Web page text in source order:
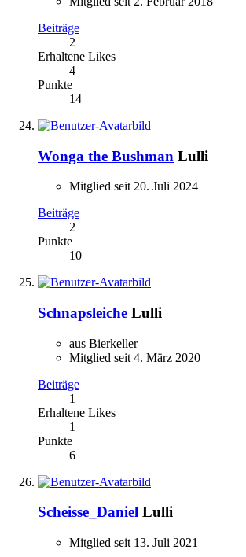
Beiträge
2
Erhaltene Likes
4
Punkte
14
Wonga the Bushman Lulli
Mitglied seit 20. Juli 2024
Beiträge
2
Punkte
10
Schnapsleiche Lulli
aus Bierkeller
Mitglied seit 4. März 2020
Beiträge
1
Erhaltene Likes
1
Punkte
6
Scheisse_Daniel Lulli
Mitglied seit 13. Juli 2021